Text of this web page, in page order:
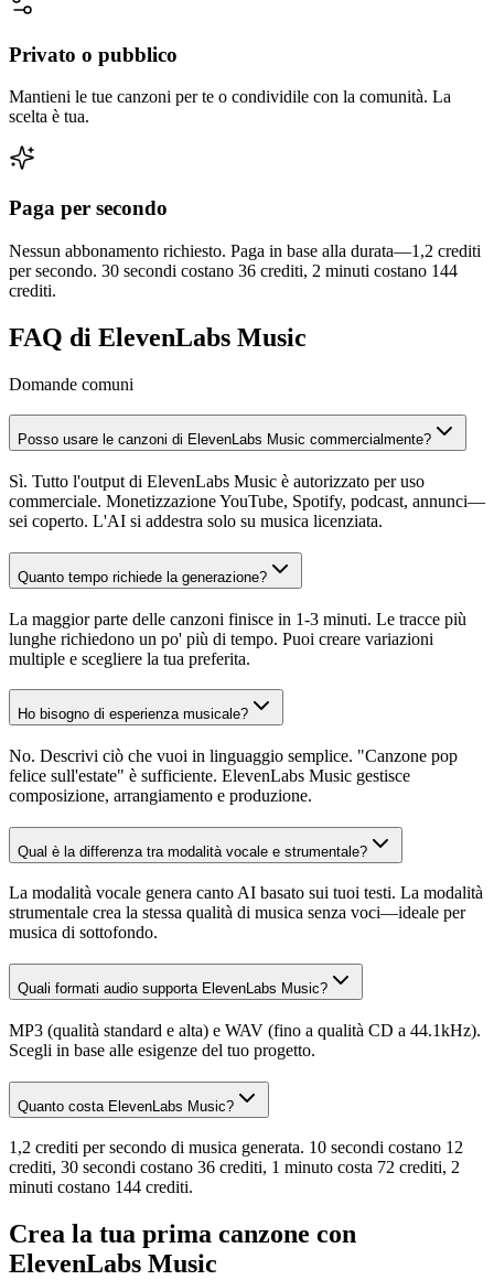
Privato o pubblico
Mantieni le tue canzoni per te o condividile con la comunità. La
scelta è tua.
Paga per secondo
Nessun abbonamento richiesto. Paga in base alla durata—1,2 crediti
per secondo. 30 secondi costano 36 crediti, 2 minuti costano 144
crediti.
FAQ di ElevenLabs Music
Domande comuni
Posso usare le canzoni di ElevenLabs Music commercialmente?
Sì. Tutto l'output di ElevenLabs Music è autorizzato per uso
commerciale. Monetizzazione YouTube, Spotify, podcast, annunci—
sei coperto. L'AI si addestra solo su musica licenziata.
Quanto tempo richiede la generazione?
La maggior parte delle canzoni finisce in 1-3 minuti. Le tracce più
lunghe richiedono un po' più di tempo. Puoi creare variazioni
multiple e scegliere la tua preferita.
Ho bisogno di esperienza musicale?
No. Descrivi ciò che vuoi in linguaggio semplice. "Canzone pop
felice sull'estate" è sufficiente. ElevenLabs Music gestisce
composizione, arrangiamento e produzione.
Qual è la differenza tra modalità vocale e strumentale?
La modalità vocale genera canto AI basato sui tuoi testi. La modalità
strumentale crea la stessa qualità di musica senza voci—ideale per
musica di sottofondo.
Quali formati audio supporta ElevenLabs Music?
MP3 (qualità standard e alta) e WAV (fino a qualità CD a 44.1kHz).
Scegli in base alle esigenze del tuo progetto.
Quanto costa ElevenLabs Music?
1,2 crediti per secondo di musica generata. 10 secondi costano 12
crediti, 30 secondi costano 36 crediti, 1 minuto costa 72 crediti, 2
minuti costano 144 crediti.
Crea la tua prima canzone con
ElevenLabs Music